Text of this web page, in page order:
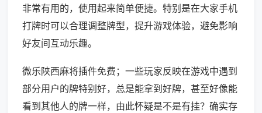
非常有用的，使用起来简单便捷。特别是在大家手机
打牌时可以合理调整牌型，提升游戏体验，避免影响
好友间互动乐趣。
微乐陕西麻将插件免费；一些玩家反映在游戏中遇到
部分用户的牌特别好，总是能拿到好牌，甚至好像能
看到其他人的牌一样，由此怀疑是不是有挂？确实存